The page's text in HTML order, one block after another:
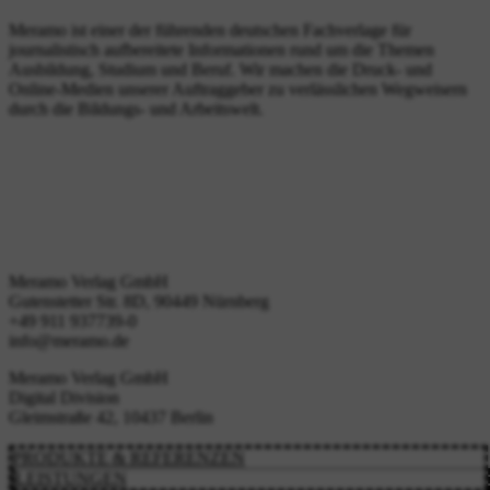
Meramo ist einer der führenden deutschen Fachverlage für
journalistisch aufbereitete Informationen rund um die Themen
Ausbildung, Studium und Beruf. Wir machen die Druck- und
Online-Medien unserer Auftraggeber zu verlässlichen Wegweisern
durch die Bildungs- und Arbeitswelt.
Meramo Verlag GmbH
Gutenstetter Str. 8D, 90449 Nürnberg
info@meramo.de
Meramo Verlag GmbH
Digital Division
Gleimstraße 42, 10437 Berlin